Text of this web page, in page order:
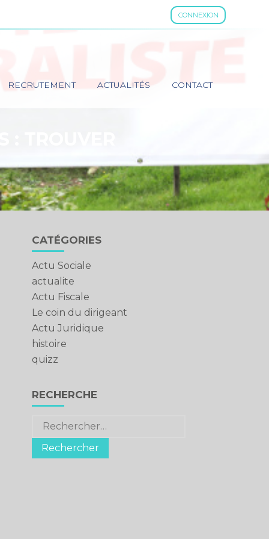
CONNEXION
RECRUTEMENT ACTUALITÉS CONTACT
Blog
sidebar
CATÉGORIES
Actu Sociale
actualite
Actu Fiscale
Le coin du dirigeant
Actu Juridique
histoire
quizz
RECHERCHE
Rechercher :